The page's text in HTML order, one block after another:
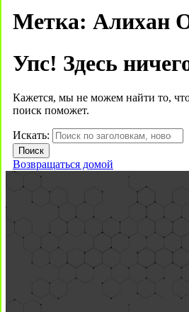
Метка: Алихан
Упс! Здесь
Кажется, мы не можем найти то,
поиск поможет.
Искать:
Возвращаться домой